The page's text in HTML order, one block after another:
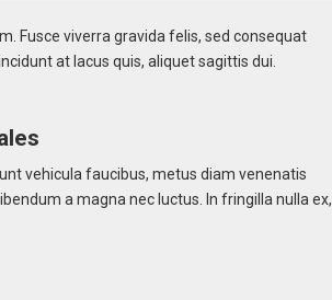
Fusce viverra gravida felis, sed consequat
at lacus quis, aliquet sagittis dui.
vehicula faucibus, metus diam venenatis
a magna nec luctus. In fringilla nulla ex,